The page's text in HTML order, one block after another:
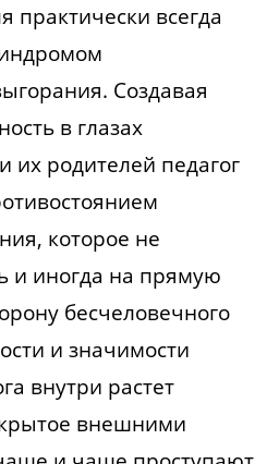
практически всегда
Создавая
в глазах
их родителей педагог
которое не
и иногда на прямую
бесчеловечного
и значимости
внутри растет
внешними